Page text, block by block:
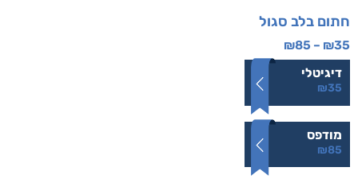
חתום בלב סגול
₪35
–
₪85
דיגיטלי
₪35
מודפס
₪85